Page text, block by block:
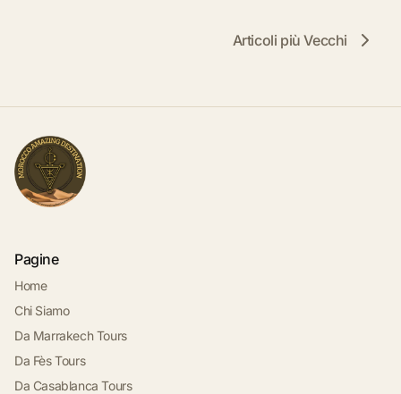
Articoli più Vecchi
Pagine
Home
Chi Siamo
Da Marrakech Tours
Da Fès Tours
Da Casablanca Tours